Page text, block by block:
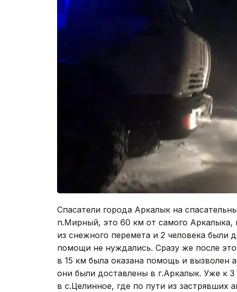
Спасатели города Аркалык на
п.Мирный, это 60 км от самого Аркалыка,
из снежного перемета и 2 человека
помощи не нуждались. Сразу же после
в 15 км была оказана помощь и
они были доставлены в г.Аркалык. Уже к 3
в с.Целинное, где по пути из застрявших